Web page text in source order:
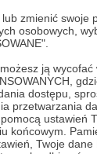
zmienić swoje
osobowych,
ją wycofać
dostępu,
przetwarzania
ustawień
końcowym.
Twoje dane
mentorem